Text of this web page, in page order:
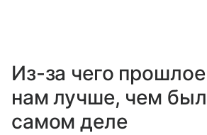
Из-за чего
нам лучше, чем
самом деле